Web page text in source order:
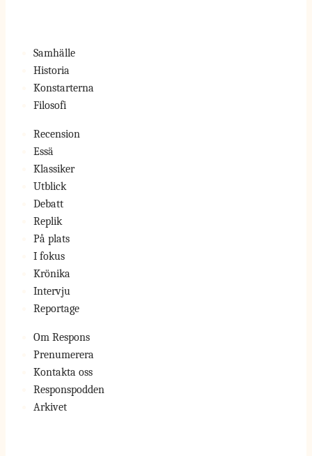
Samhälle
Historia
Konstarterna
Filosofi
Recension
Essä
Klassiker
Utblick
Debatt
Replik
På plats
I fokus
Krönika
Intervju
Reportage
Om Respons
Prenumerera
Kontakta oss
Responspodden
Arkivet